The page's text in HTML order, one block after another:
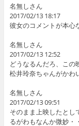
名無しさん
2017/02/13 18:17
彼女のコメントが本心
名無しさん
2017/02/13 12:52
どうなるんだろ、この
松井玲奈ちゃんがかわ
名無しさん
2017/02/13 09:51
そのまま上映したとし
るがわもなんか微妙・